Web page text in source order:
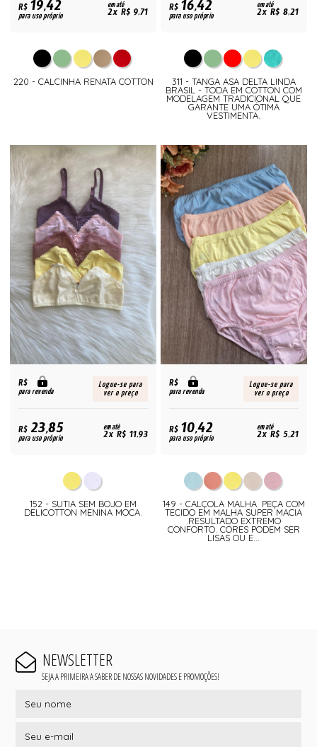
R$19,42
para uso próprio
em até
2x R$ 9,71
220 - CALCINHA RENATA COTTON
R$16,42
para uso próprio
em até
2x R$ 8,21
311 - TANGA ASA DELTA LINDA
BRASIL - TODA EM COTTON COM
MODELAGEM TRADICIONAL QUE
GARANTE UMA ÓTIMA
VESTIMENTA.
R$
para revenda
Logue-se para
ver o preço
R$23,85
para uso próprio
em até
2x R$ 11,93
152 - SUTIA SEM BOJO EM
DELICOTTON MENINA MOCA.
R$
para revenda
Logue-se para
ver o preço
R$10,42
para uso próprio
em até
2x R$ 5,21
149 - CALÇOLA MALHA. PEÇA COM
TECIDO EM MALHA SUPER MACIA
.RESULTADO EXTREMO
CONFORTO. CORES PODEM SER
LISAS OU E...
NEWSLETTER
SEJA A PRIMEIRA A SABER DE NOSSAS NOVIDADES E PROMOÇÕES!